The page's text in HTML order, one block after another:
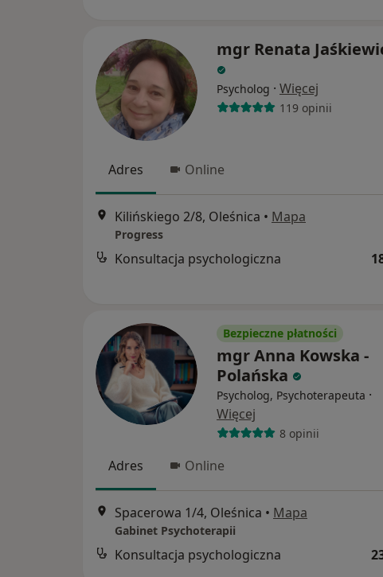
mgr Renata
Psycholog · Więcej
119 opinii
Adres Online
Kilińskiego 2/8, Oleśnica • Mapa
Progress
Konsultacja psychologiczna
Bezpieczne płatności
mgr Anna Kowska -
Polańska
Psycholog, Psychoterapeuta ·
Więcej
8 opinii
Adres Online
Spacerowa 1/4, Oleśnica • Mapa
Gabinet Psychoterapii
Konsultacja psychologiczna